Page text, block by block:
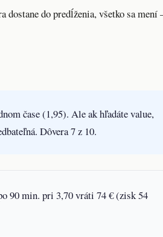
dostane do predĺženia, všetko sa mení
čase (1,95). Ale ak hľadáte value,
Dôvera 7 z 10.
90 min. pri 3,70 vráti 74 € (zisk 54